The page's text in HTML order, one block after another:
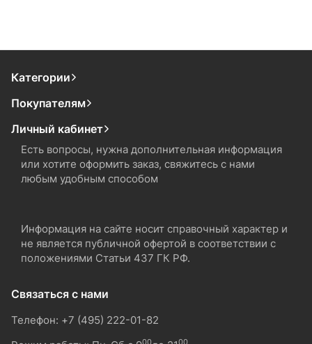
Категории
Покупателям
Личный кабинет
Есть вопросы, нужна дополнительная информация
или хотите оформить заказ, свяжитесь с нами
любым удобным способом
Информация на сайте носит справочный характер и
не является публичной офертой в соответствии с
положениями Статьи 437 ГК РФ.
Связаться с нами
Телефон: +7 (495) 222-01-82